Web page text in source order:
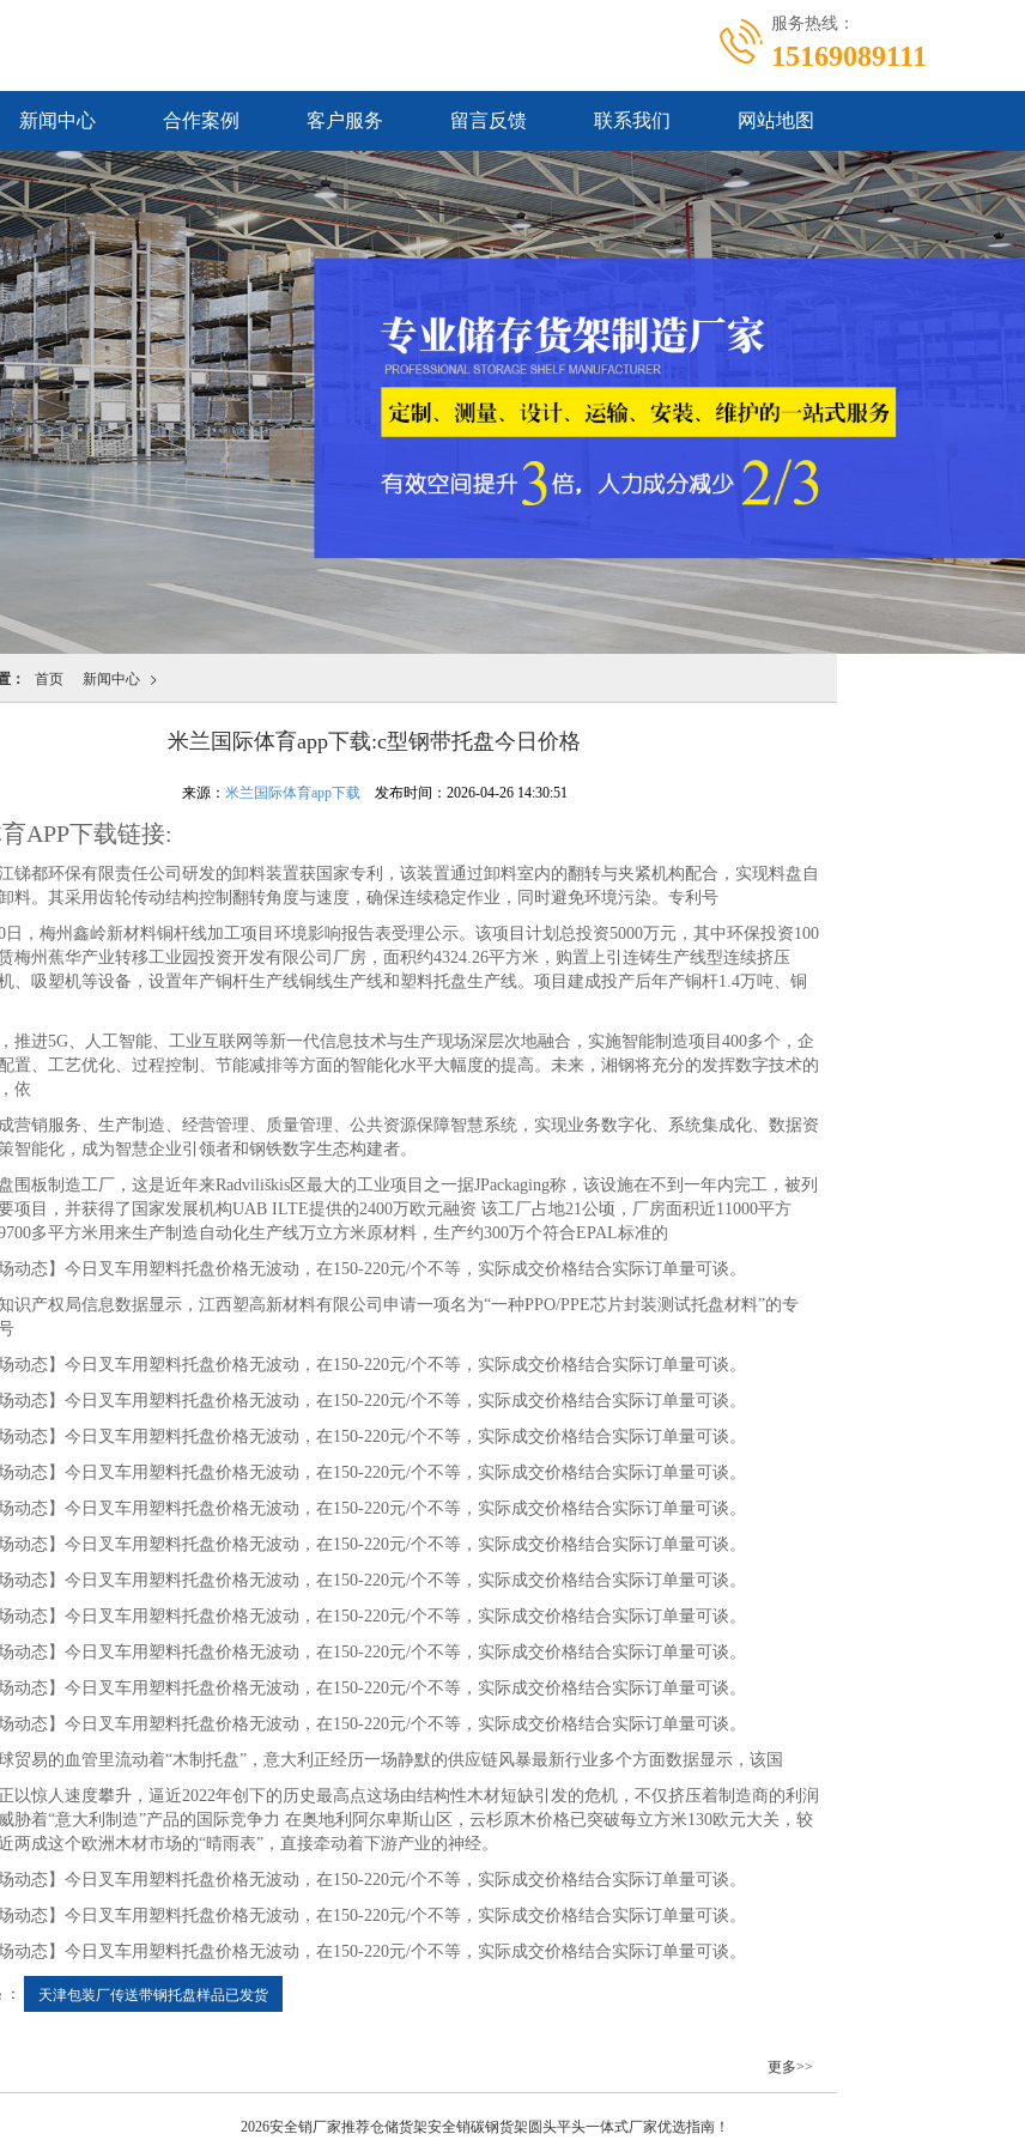
服务热线：
15169089111
新闻中心 合作案例 客户服务 留言反馈 联系我们 网站地图
： 首页 >
新闻中心
米兰国际体育app下载:c型钢带托盘今日价格
来源： 米兰国际体育app下载发布时间：2026-04-26 14:30:51
APP下载链接:
都环保有限责任公司研发的卸料装置获国家专利，该装置通过卸料室内的翻转与夹紧机构配合，实现料盘自
料。其采用齿轮传动结构控制翻转角度与速度，确保连续稳定作业，同时避免环境污染。专利号
梅州鑫岭新材料铜杆线加工项目环境影响报告表受理公示。该项目计划总投资5000万元，其中环保投资100
梅州蕉华产业转移工业园投资开发有限公司厂房，面积约4324.26平方米，购置上引连铸生产线型连续挤压
、吸塑机等设备，设置年产铜杆生产线铜线生产线和塑料托盘生产线。项目建成投产后年产铜杆1.4万吨、铜
进5G、人工智能、工业互联网等新一代信息技术与生产现场深层次地融合，实施智能制造项目400多个，企
置、工艺优化、过程控制、节能减排等方面的智能化水平大幅度的提高。未来，湘钢将充分的发挥数字技术的
依
销服务、生产制造、经营管理、质量管理、公共资源保障智慧系统，实现业务数字化、系统集成化、数据资
智能化，成为智慧企业引领者和钢铁数字生态构建者。
板制造工厂，这是近年来Radviliškis区最大的工业项目之一据JPackaging称，该设施在不到一年内完工，被列
项目，并获得了国家发展机构UAB ILTE提供的2400万欧元融资 该工厂占地21公顷，厂房面积近11000平方
多平方米用来生产制造自动化生产线万立方米原材料，生产约300万个符合EPAL标准的
态】今日叉车用塑料托盘价格无波动，在150-220元/个不等，实际成交价格结合实际订单量可谈。
产权局信息数据显示，江西塑高新材料有限公司申请一项名为“一种PPO/PPE芯片封装测试托盘材料”的专
态】今日叉车用塑料托盘价格无波动，在150-220元/个不等，实际成交价格结合实际订单量可谈。
态】今日叉车用塑料托盘价格无波动，在150-220元/个不等，实际成交价格结合实际订单量可谈。
态】今日叉车用塑料托盘价格无波动，在150-220元/个不等，实际成交价格结合实际订单量可谈。
态】今日叉车用塑料托盘价格无波动，在150-220元/个不等，实际成交价格结合实际订单量可谈。
态】今日叉车用塑料托盘价格无波动，在150-220元/个不等，实际成交价格结合实际订单量可谈。
态】今日叉车用塑料托盘价格无波动，在150-220元/个不等，实际成交价格结合实际订单量可谈。
态】今日叉车用塑料托盘价格无波动，在150-220元/个不等，实际成交价格结合实际订单量可谈。
态】今日叉车用塑料托盘价格无波动，在150-220元/个不等，实际成交价格结合实际订单量可谈。
态】今日叉车用塑料托盘价格无波动，在150-220元/个不等，实际成交价格结合实际订单量可谈。
态】今日叉车用塑料托盘价格无波动，在150-220元/个不等，实际成交价格结合实际订单量可谈。
态】今日叉车用塑料托盘价格无波动，在150-220元/个不等，实际成交价格结合实际订单量可谈。
易的血管里流动着“木制托盘”，意大利正经历一场静默的供应链风暴最新行业多个方面数据显示，该国
惊人速度攀升，逼近2022年创下的历史最高点这场由结构性木材短缺引发的危机，不仅挤压着制造商的利润
胁着“意大利制造”产品的国际竞争力 在奥地利阿尔卑斯山区，云杉原木价格已突破每立方米130欧元大关，较
两成这个欧洲木材市场的“晴雨表”，直接牵动着下游产业的神经。
态】今日叉车用塑料托盘价格无波动，在150-220元/个不等，实际成交价格结合实际订单量可谈。
态】今日叉车用塑料托盘价格无波动，在150-220元/个不等，实际成交价格结合实际订单量可谈。
态】今日叉车用塑料托盘价格无波动，在150-220元/个不等，实际成交价格结合实际订单量可谈。
天津包装厂传送带钢托盘样品已发货
更多>>
2026安全销厂家推荐仓储货架安全销碳钢货架圆头平头一体式厂家优选指南！